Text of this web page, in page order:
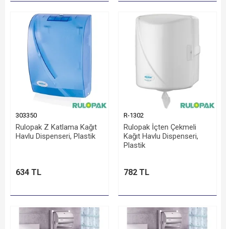
303350
Rulopak Z Katlama Kağıt
Havlu Dispenseri, Plastik
634 TL
R-1302
Rulopak İçten Çekmeli
Kağıt Havlu Dispenseri,
Plastik
782 TL